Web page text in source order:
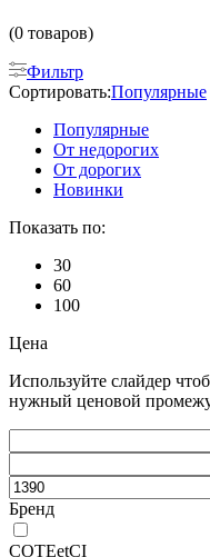
(0 товаров)
Фильтр
Сортировать:Популярные
Популярные
От недорогих
От дорогих
Новинки
Показать по:
30
60
100
Цена
Используйте слайдер
нужный ценовой
Бренд
COTEetCI